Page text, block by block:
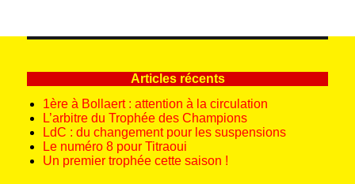
Articles récents
1ère à Bollaert : attention à la circulation
L’arbitre du Trophée des Champions
LdC : du changement pour les suspensions
Le numéro 8 pour Titraoui
Un premier trophée cette saison !